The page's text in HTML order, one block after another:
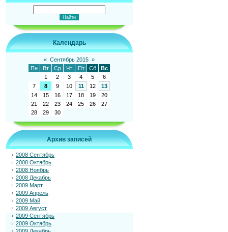
Календарь
« Сентябрь 2015 »
Пн
Вт Ср Чт Пт Сб
Вс
1
2 3 4 5
6
7
8 9 10 11 12
13
14
15 16 17 18 19
20
21
22 23 24 25 26
27
28
29 30
Архив записей
2008 Сентябрь
2008 Октябрь
2008 Ноябрь
2008 Декабрь
2009 Март
2009 Апрель
2009 Май
2009 Август
2009 Сентябрь
2009 Октябрь